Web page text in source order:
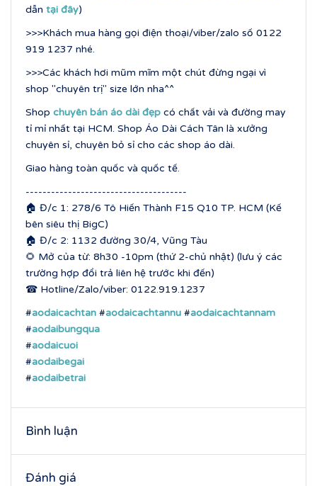
dẫn tại đây)
>>>Khách mua hàng gọi điện thoại/viber/zalo số 0122
919 1237 nhé.
>>>Các khách hơi mũm mĩm một chút đừng ngại vì
shop "chuyên trị" size lớn nha^^
Shop chuyên bán áo dài đẹp có chất vải và đường may
tỉ mỉ nhất tại HCM. Shop Áo Dài Cách Tân là xưởng
chuyên sỉ, chuyên bỏ sỉ cho các shop áo dài.
Giao hàng toàn quốc và quốc tế.
--------------------------------------
🏠 Đ/c 1: 278/6 Tô Hiến Thành F15 Q10 TP. HCM (Kế
bên siêu thị BigC)
🏠 Đ/c 2: 1132 đường 30/4, Vũng Tàu
🌻 Mở của từ: 8h30 -10pm (thứ 2-chủ nhật) (lưu ý các
trường hợp đổi trả liên hệ trước khi đến)
☎ Hotline/Zalo/viber: 0122.919.1237
#aodaicachtan #aodaicachtannu #aodaicachtannam
#aodaibungqua
#aodaicuoi
#aodaibegai
#aodaibetrai
Bình luận
Đánh giá